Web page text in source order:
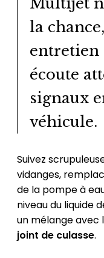
la
entretien
écoute
signaux
véhicule.
Suivez
vidanges,
de la pompe à
niveau du liquide
un mélange avec
joint de culasse.